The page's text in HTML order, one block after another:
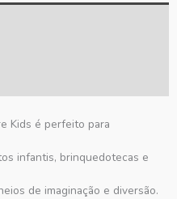
Kids é perfeito para
infantis, brinquedotecas e
de imaginação e diversão.